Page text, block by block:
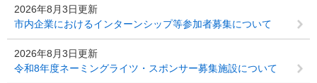
2026年8月3日更新
市内企業におけるインターンシップ等参加者募集について
2026年8月3日更新
令和8年度ネーミングライツ・スポンサー募集施設について